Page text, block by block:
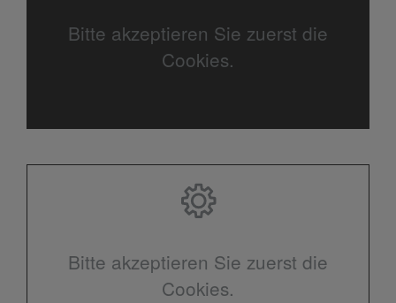
Bitte akzeptieren Sie zuerst die
Cookies.
Bitte akzeptieren Sie zuerst die
Cookies.